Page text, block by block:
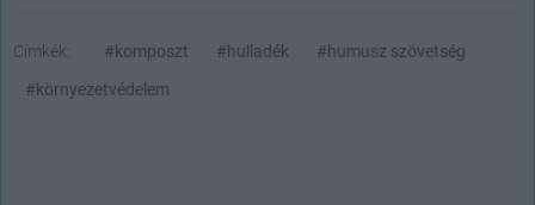
Címkék: #komposzt #hulladék
#humusz szövetség
#környezetvédelem